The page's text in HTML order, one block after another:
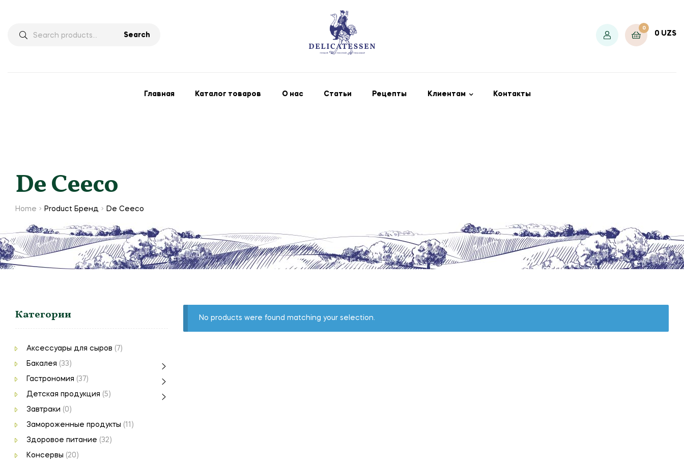
Search
0
0 UZS
Главная Каталог товаров О нас Статьи Рецепты Клиентам Контакты
De Ceeco
Home Product Бренд De Ceeco
No products were found matching your selection.
Категории
Аксессуары для сыров (7)
Бакалея (33)
Гастрономия (37)
Детская продукция (5)
Завтраки (0)
Замороженные продукты (11)
Здоровое питание (32)
Консервы (20)